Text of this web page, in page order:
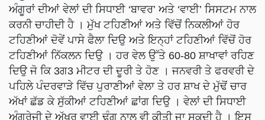
ਅੰਗੂਰਾਂ ਦੀਆਂ ਵੇਲਾਂ ਦੀ ਸਿਧਾਈ ‘ਬਾਵਰ’ ਅਤੇ ‘ਵਾਈ’ ਸਿਸਟਮ ਨਾਲ
ਕਰਨੀ ਚਾਹੀਦੀ ਹੈ । ਮੁੱਖ ਟਹਿਣੀਆਂ ਅਤੇ ਵਿੱਚੋਂ ਨਿਕਲੀਆਂ ਹੋਰ
ਟਹਿਣੀਆਂ ਦੋਵੇਂ ਪਾਸੇ ਫੈਲਾ ਦਿਉ ਅਤੇ ਇਨ੍ਹਾਂ ਟਹਿਣੀਆਂ ਵਿੱਚੋਂ ਹੋਰ
ਟਹਿਣੀਆਂ ਨਿੱਕਲਨ ਦਿਉ । ਹਰ ਵੇਲ ਉੱਤੇ 60-80 ਸ਼ਾਖਾਵਾਂ ਰਹਿਣ
ਦਿਉ ਜੋ ਕਿ 3ਗ3 ਮੀਟਰ ਦੀ ਦੂਰੀ ਤੇ ਹੋਣ । ਜਨਵਰੀ ਤੇ ਫਰਵਰੀ ਦੇ
ਪਹਿਲੇ ਪੰਦਰਵਾੜੇ ਵਿੱਚ ਪੁਰਾਣੀਆਂ ਵੇਲਾ ਤੇ ਹਰ ਸ਼ਾਖ ਦੇ ਮੁੱਢੋਂ ਚਾਰ
ਅੱਖਾਂ ਛੱਡ ਕੇ ਸੁੱਕੀਆਂ ਟਹਿਣੀਆਂ ਛਾਂਗ ਦਿਉ । ਵੇਲਾਂ ਦੀ ਸਿਧਾਈ
ਅੰਗਰੇਜੀ ਦੇ ਅੱਖਰ ਵਾਈ ਢੰਗ ਨਾਲ ਵੀ ਕੀਤੀ ਜਾ ਸਕਦੀ ਹੈ । ਇਸ